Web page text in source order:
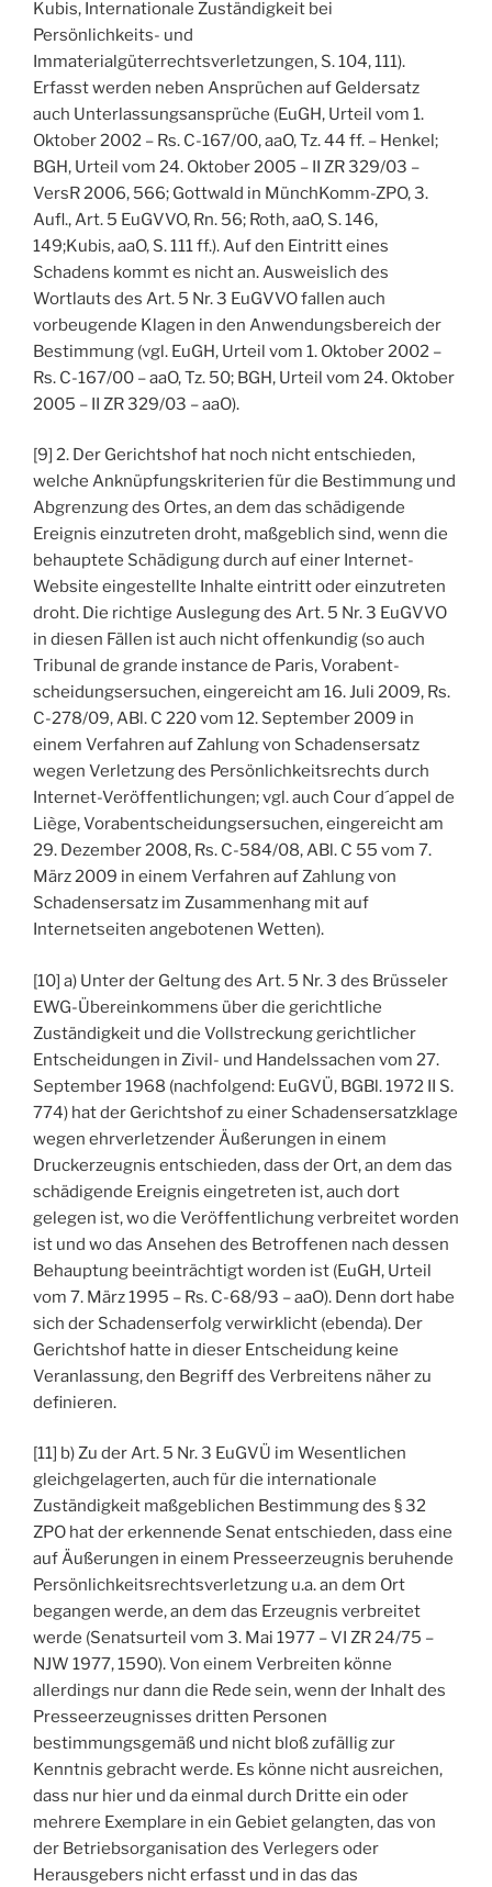
Kubis, Internationale Zuständigkeit bei
Persönlichkeits- und
Immaterialgüterrechtsverletzungen, S. 104, 111).
Erfasst werden neben Ansprüchen auf Geldersatz
auch Unterlassungsansprüche (EuGH, Urteil vom 1.
Oktober 2002 – Rs. C-167/00, aaO, Tz. 44 ff. – Henkel;
BGH, Urteil vom 24. Oktober 2005 – II ZR 329/03 –
VersR 2006, 566; Gottwald in MünchKomm-ZPO, 3.
Aufl., Art. 5 EuGVVO, Rn. 56; Roth, aaO, S. 146,
149;Kubis, aaO, S. 111 ff.). Auf den Eintritt eines
Schadens kommt es nicht an. Ausweislich des
Wortlauts des Art. 5 Nr. 3 EuGVVO fallen auch
vorbeugende Klagen in den Anwendungsbereich der
Bestimmung (vgl. EuGH, Urteil vom 1. Oktober 2002 –
Rs. C-167/00 – aaO, Tz. 50; BGH, Urteil vom 24. Oktober
2005 – II ZR 329/03 – aaO).
[9] 2. Der Gerichtshof hat noch nicht entschieden,
welche Anknüpfungskriterien für die Bestimmung und
Abgrenzung des Ortes, an dem das schädigende
Ereignis einzutreten droht, maßgeblich sind, wenn die
behauptete Schädigung durch auf einer Internet-
Website eingestellte Inhalte eintritt oder einzutreten
droht. Die richtige Auslegung des Art. 5 Nr. 3 EuGVVO
in diesen Fällen ist auch nicht offenkundig (so auch
Tribunal de grande instance de Paris, Vorabent-
scheidungsersuchen, eingereicht am 16. Juli 2009, Rs.
C-278/09, ABl. C 220 vom 12. September 2009 in
einem Verfahren auf Zahlung von Schadensersatz
wegen Verletzung des Persönlichkeitsrechts durch
Internet-Veröffentlichungen; vgl. auch Cour d´appel de
Liège, Vorabentscheidungsersuchen, eingereicht am
29. Dezember 2008, Rs. C-584/08, ABl. C 55 vom 7.
März 2009 in einem Verfahren auf Zahlung von
Schadensersatz im Zusammenhang mit auf
Internetseiten angebotenen Wetten).
[10] a) Unter der Geltung des Art. 5 Nr. 3 des Brüsseler
EWG-Übereinkommens über die gerichtliche
Zuständigkeit und die Vollstreckung gerichtlicher
Entscheidungen in Zivil- und Handelssachen vom 27.
September 1968 (nachfolgend: EuGVÜ, BGBl. 1972 II S.
774) hat der Gerichtshof zu einer Schadensersatzklage
wegen ehrverletzender Äußerungen in einem
Druckerzeugnis entschieden, dass der Ort, an dem das
schädigende Ereignis eingetreten ist, auch dort
gelegen ist, wo die Veröffentlichung verbreitet worden
ist und wo das Ansehen des Betroffenen nach dessen
Behauptung beeinträchtigt worden ist (EuGH, Urteil
vom 7. März 1995 – Rs. C-68/93 – aaO). Denn dort habe
sich der Schadenserfolg verwirklicht (ebenda). Der
Gerichtshof hatte in dieser Entscheidung keine
Veranlassung, den Begriff des Verbreitens näher zu
definieren.
[11] b) Zu der Art. 5 Nr. 3 EuGVÜ im Wesentlichen
gleichgelagerten, auch für die internationale
Zuständigkeit maßgeblichen Bestimmung des § 32
ZPO hat der erkennende Senat entschieden, dass eine
auf Äußerungen in einem Presseerzeugnis beruhende
Persönlichkeitsrechtsverletzung u.a. an dem Ort
begangen werde, an dem das Erzeugnis verbreitet
werde (Senatsurteil vom 3. Mai 1977 – VI ZR 24/75 –
NJW 1977, 1590). Von einem Verbreiten könne
allerdings nur dann die Rede sein, wenn der Inhalt des
Presseerzeugnisses dritten Personen
bestimmungsgemäß und nicht bloß zufällig zur
Kenntnis gebracht werde. Es könne nicht ausreichen,
dass nur hier und da einmal durch Dritte ein oder
mehrere Exemplare in ein Gebiet gelangten, das von
der Betriebsorganisation des Verlegers oder
Herausgebers nicht erfasst und in das das